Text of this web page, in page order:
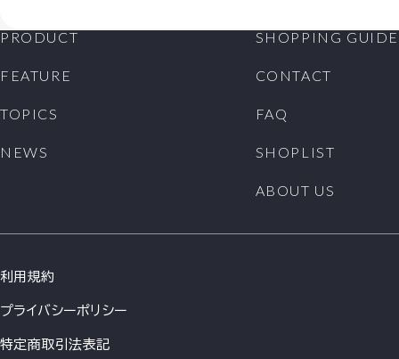
PRODUCT
FEATURE
TOPICS
NEWS
SHOPPING GUIDE
CONTACT
FAQ
SHOPLIST
ABOUT US
利用規約
プライバシーポリシー
特定商取引法表記